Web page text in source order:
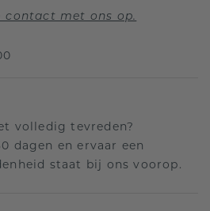
contact met ons op.
volledig tevreden?
dagen en ervaar een
staat bij ons voorop.